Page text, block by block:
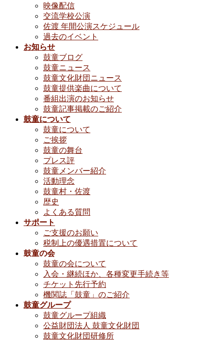
映像配信
交流学校公演
佐渡 年間公演スケジュール
過去のイベント
お知らせ
鼓童ブログ
鼓童ニュース
鼓童文化財団ニュース
鼓童提供楽曲について
番組出演のお知らせ
鼓童記事掲載のご紹介
鼓童について
鼓童について
ご挨拶
鼓童の舞台
プレス評
鼓童メンバー紹介
活動理念
鼓童村・佐渡
歴史
よくある質問
サポート
ご支援のお願い
税制上の優遇措置について
鼓童の会
鼓童の会について
入会・継続ほか、各種変更手続き等
チケット先行予約
機関誌「鼓童」のご紹介
鼓童グループ
鼓童グループ組織
公益財団法人 鼓童文化財団
鼓童文化財団研修所